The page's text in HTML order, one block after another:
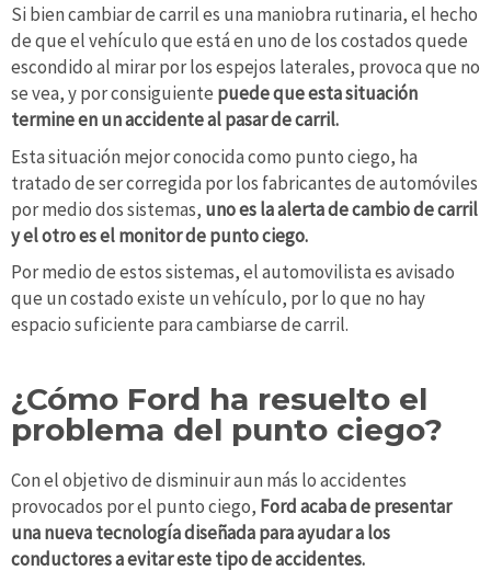
Si bien cambiar de carril es una maniobra rutinaria, el hecho
de que el vehículo que está en uno de los costados quede
escondido al mirar por los espejos laterales, provoca que no
se vea, y por consiguiente puede que esta situación
termine en un accidente al pasar de carril.
Esta situación mejor conocida como punto ciego, ha
tratado de ser corregida por los fabricantes de automóviles
por medio dos sistemas, uno es la alerta de cambio de carril
y el otro es el monitor de punto ciego.
Por medio de estos sistemas, el automovilista es avisado
que un costado existe un vehículo, por lo que no hay
espacio suficiente para cambiarse de carril.
¿Cómo Ford ha resuelto el
problema del punto ciego?
Con el objetivo de disminuir aun más lo accidentes
provocados por el punto ciego, Ford acaba de presentar
una nueva tecnología diseñada para ayudar a los
conductores a evitar este tipo de accidentes.